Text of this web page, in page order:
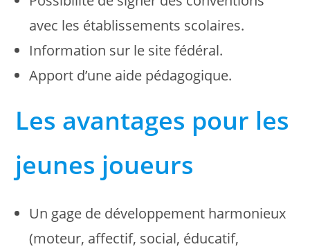
avec les établissements scolaires.
Information sur le site fédéral.
Apport d’une aide pédagogique.
Les avantages pour les
jeunes joueurs
Un gage de développement harmonieux
(moteur, affectif, social, éducatif,